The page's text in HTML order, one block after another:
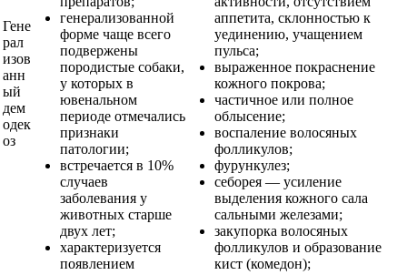
Гене
рал
изов
анн
ый
дем
одек
оз
генерализованной
форме чаще всего
подвержены
породистые собаки,
у которых в
ювенальном
периоде отмечались
признаки
патологии;
встречается в 10%
случаев
заболевания у
животных старше
двух лет;
характеризуется
появлением
аппетита, склонностью к
уединению, учащением
пульса;
выраженное покраснение
кожного покрова;
частичное или полное
облысение;
воспаление волосяных
фолликулов;
фурункулез;
себорея — усиление
выделения кожного сала
сальными железами;
закупорка волосяных
фолликулов и образование
кист (комедон);